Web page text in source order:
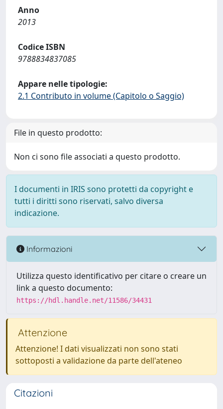
Anno
2013
Codice ISBN
9788834837085
Appare nelle tipologie:
2.1 Contributo in volume (Capitolo o Saggio)
File in questo prodotto:
Non ci sono file associati a questo prodotto.
I documenti in IRIS sono protetti da copyright e
tutti i diritti sono riservati, salvo diversa
indicazione.
Informazioni
Utilizza questo identificativo per citare o creare un
link a questo documento:
https://hdl.handle.net/11586/34431
Attenzione
Attenzione! I dati visualizzati non sono stati
sottoposti a validazione da parte dell'ateneo
Citazioni